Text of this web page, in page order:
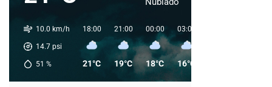
10.0 km/h
14.7 psi
51 %
18:00
21°C
21:00
19°C
00:00
18°C
03:00
16°C